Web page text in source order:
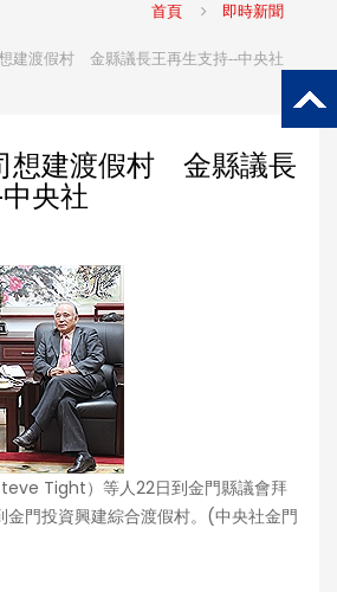
首頁 即時新聞
建渡假村 金縣議長王再生支持--中央社
想建渡假村 金縣議長
央社
Tight）等人22日到金門縣議會拜
金門投資興建綜合渡假村。(中央社金門